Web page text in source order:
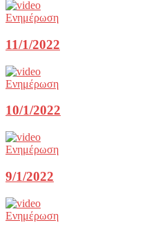
Ενημέρωση
11/1/2022
Ενημέρωση
10/1/2022
Ενημέρωση
9/1/2022
Ενημέρωση